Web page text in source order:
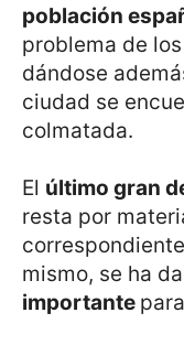
población
problema de
dándose
ciudad se
colmatada.
El último gran
resta por
mismo, se ha
importante